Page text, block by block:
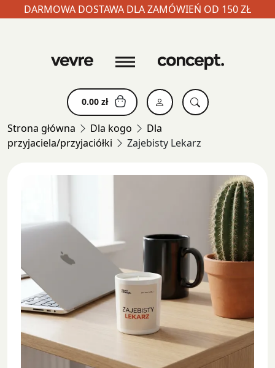
DARMOWA DOSTAWA DLA ZAMÓWIEŃ OD 150 ZŁ
0.00 zł
Strona główna Dla kogo
Dla
przyjaciela/przyjaciółki
Zajebisty Lekarz